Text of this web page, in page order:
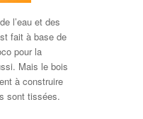
l’eau et des
fait à base de
pour la
Mais le bois
à construire
sont tissées.